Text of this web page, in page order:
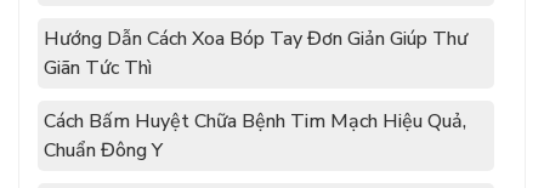
Hướng Dẫn Cách Xoa Bóp Tay Đơn Giản Giúp Thư
Giãn Tức Thì
Cách Bấm Huyệt Chữa Bệnh Tim Mạch Hiệu Quả,
Chuẩn Đông Y